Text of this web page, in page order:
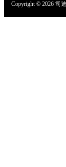
Copyright © 2026 司